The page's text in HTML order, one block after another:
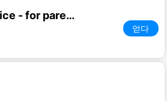
Kids police - for parents
얻다